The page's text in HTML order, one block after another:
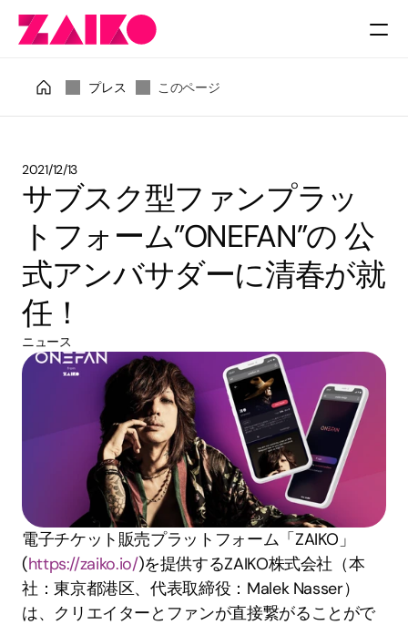
プレス このページ
2021/12/13
サブスク型ファンプラッ
トフォーム”ONEFAN”の 公
式アンバサダーに清春が就
任！
ニュース
電子チケット販売プラットフォーム「ZAIKO」
(https://zaiko.io/)を提供するZAIKO株式会社（本
社：東京都港区、代表取締役：Malek Nasser）
は、クリエイターとファンが直接繋がることがで